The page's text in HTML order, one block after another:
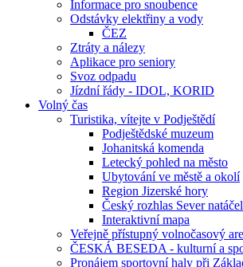
Informace pro snoubence
Odstávky elektřiny a vody
ČEZ
Ztráty a nálezy
Aplikace pro seniory
Svoz odpadu
Jízdní řády - IDOL, KORID
Volný čas
Turistika, vítejte v Podještědí
Podještědské muzeum
Johanitská komenda
Letecký pohled na město
Ubytování ve městě a okolí
Region Jizerské hory
Český rozhlas Sever
Interaktivní mapa
Veřejně přístupný volnočasový
ČESKÁ BESEDA - kulturní a
Pronájem sportovní haly při